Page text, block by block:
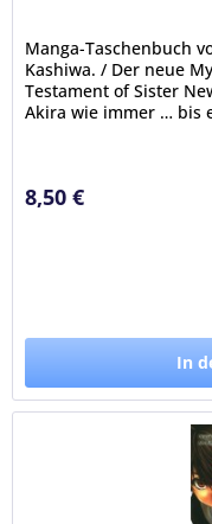
Manga-Taschenbuch
Kashiwa. / Der neue
Testament of Sister
Akira wie immer … bis
8,50 €
In